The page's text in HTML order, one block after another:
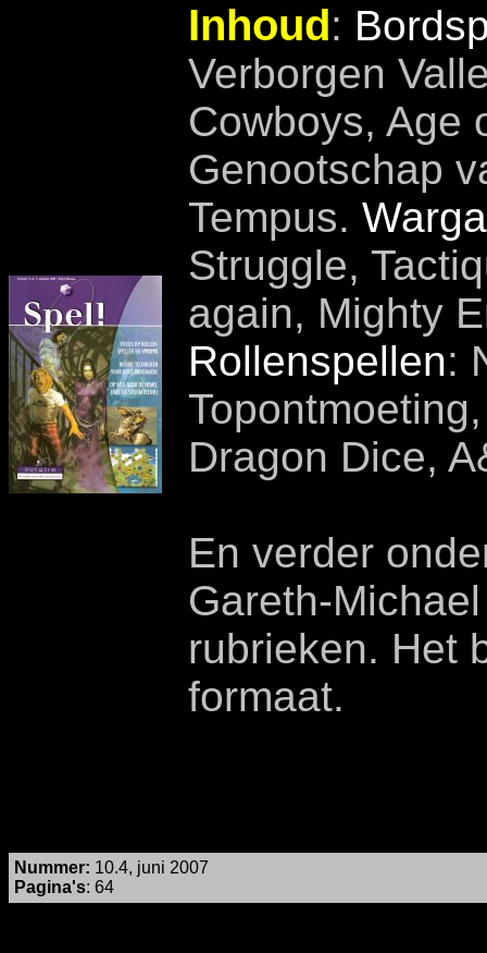
Inhoud:
Verborgen
Cowboys, Age
Genootschap
Tempus.
Struggle,
again, Mighty
Rollenspellen:
Dragon Dice,
En verder
Gareth-
rubrieken. Het
formaat.
Nummer: 10.4, juni 2007
Pagina's: 64